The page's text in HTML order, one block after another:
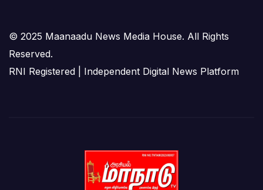
© 2025 Maanaadu News Media House. All Rights
Reserved.
RNI Registered | Independent Digital News Platform